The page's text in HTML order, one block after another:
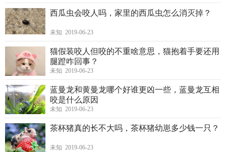
西瓜虫会咬人吗，家里的西瓜虫怎么消灭掉？
未知 2019-06-23
猫假装咬人但咬的不重啥意思，猫抱着手要还用
腿蹬咋回事？
未知 2019-06-23
蓝曼龙和黄曼龙哪个好谁更凶一些，蓝曼龙互相
咬是什么原因
未知 2019-06-23
茶杯猪真的长不大吗，茶杯猪幼崽多少钱一只？
未知 2019-06-23